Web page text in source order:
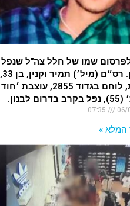
רועדת- סדרת רעידות אדמה
סיני
אדמה הורגשה באילת
שמו של חלל צה"ל שנפל
בלבנון. רס״ם (מיל׳) תמיר וקנין, בן 33,
מאילת, לוחם בגדוד 2855, עוצבת ׳חוד
לבנון.
06/
המלא »